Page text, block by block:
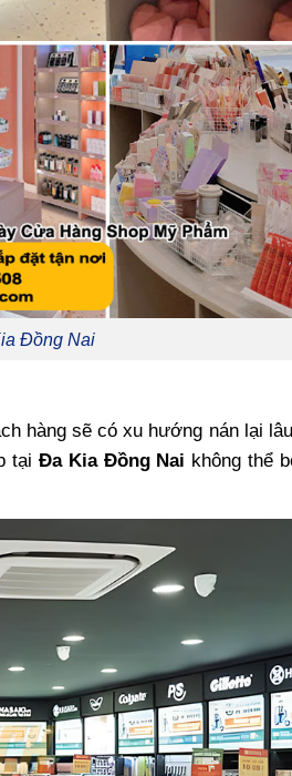
Đồng Nai
hàng sẽ có xu hướng nán lại
tại Đa Kia Đồng Nai không thể